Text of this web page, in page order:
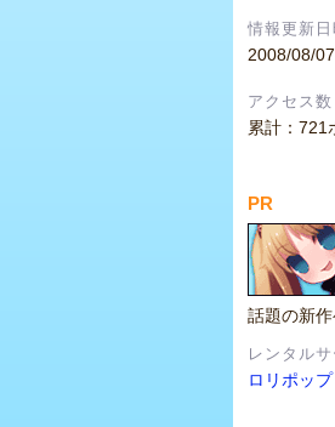
情報更新日
2008/08/
アクセス数
累計：721
PR
話題の新
レンタル
ロリポップ